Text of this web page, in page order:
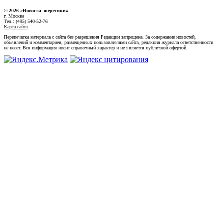
© 2026 «Новости энеретики»
г. Москва
Тел.: (495) 540-52-76
Карта сайта
Перепечатка материала с сайта без разрешения Редакции запрещена. За содержание новостей,
объявлений и комментариев, размещенных пользователями сайта, редакция журнала ответственности
не несет. Вся информация носит справочный характер и не является публичной офертой.